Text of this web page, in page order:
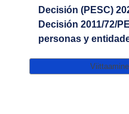
Decisión (PESC)
Decisión 2011/72/
personas y